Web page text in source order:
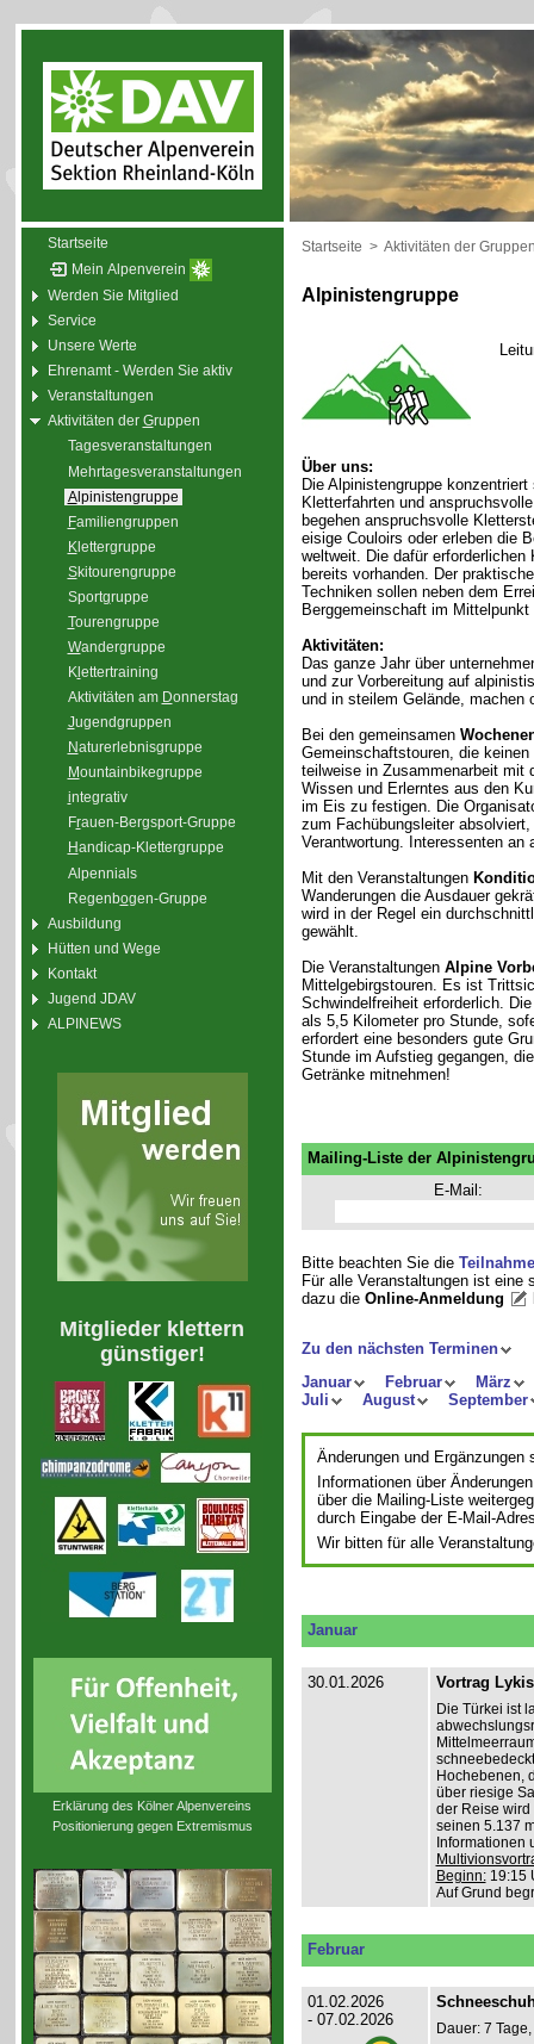
Startseite
Mein Alpenverein
Werden Sie Mitglied
Service
Unsere Werte
Ehrenamt - Werden Sie aktiv
Veranstaltungen
Aktivitäten der Gruppen
Tagesveranstaltungen
Mehrtagesveranstaltungen
Alpinistengruppe
Familiengruppen
Klettergruppe
Skitourengruppe
Sportgruppe
Tourengruppe
Wandergruppe
Kl ettertraining
Aktivitäten am Donnerstag
Jugendgruppen
Naturerlebnisgruppe
Mountainbikegruppe
integrativ
Frauen-Bergsport-Gruppe
Handicap-Klettergruppe
Alpennials
Regenbogen-Gruppe
Ausbildung
Hütten und Wege
Kontakt
Jugend JDAV
ALPINEWS
Mitglieder klettern
günstiger!
Erklärung des Kölner Alpenvereins
Positionierung gegen Extremismus
Startseite > Aktivitäten der
Alpinistengruppe
Über uns:
Die Alpinistengruppe
Kletterfahrten und
begehen anspruchsvolle
eisige Couloirs oder erleben die
weltweit. Die dafür erforderlichen
bereits vorhanden. Der
Techniken sollen neben dem
Berggemeinschaft im Mittelpunkt
Aktivitäten:
Das ganze Jahr über
und zur Vorbereitung auf
und in steilem Gelände, machen
Bei den gemeinsamen
Gemeinschaftstouren, die keinen
teilweise in Zusammenarbeit mit
Wissen und Erlerntes aus den
im Eis zu festigen. Die
zum Fachübungsleiter
Verantwortung. Interessenten an
Mit den Veranstaltungen
Wanderungen die Ausdauer
wird in der Regel ein
gewählt.
Die Veranstaltungen Alpine
Mittelgebirgstouren. Es ist
Schwindelfreiheit erforderlich.
als 5,5 Kilometer pro Stunde,
erfordert eine besonders gute
Stunde im Aufstieg gegangen,
Getränke mitnehmen!
Mailing-Liste der
E-Mail:
Bitte beachten Sie die
Für alle Veranstaltungen ist
dazu die Online-Anmeldung
Zu den nächsten Terminen
Januar
Februar
März
Juli
August September
Änderungen und Ergänzungen
Informationen über
über die Mailing-Liste
durch Eingabe der E-Mail-
Wir bitten für alle
Januar
30.01.2026 Vortrag
Die Türkei ist
Hochebenen,
über riesige
der Reise wird
seinen 5.137
Informationen
Beginn:19:15
Auf Grund
Februar
01.02.2026
- 07.02.2026
Dauer: 7